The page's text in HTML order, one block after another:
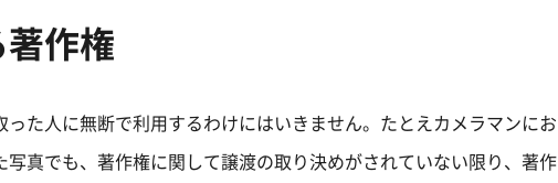
作権
た人に無断で利用するわけにはいきません。たとえカメラマンにお
真でも、著作権に関して譲渡の取り決めがされていない限り、著作